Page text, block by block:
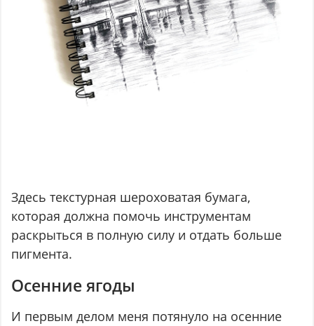
Здесь текстурная шероховатая бумага,
которая должна помочь инструментам
раскрыться в полную силу и отдать больше
пигмента.
Осенние ягоды
И первым делом меня потянуло на осенние